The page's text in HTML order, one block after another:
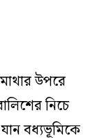
উপরে
নিচে
বধ্যভূমিকে